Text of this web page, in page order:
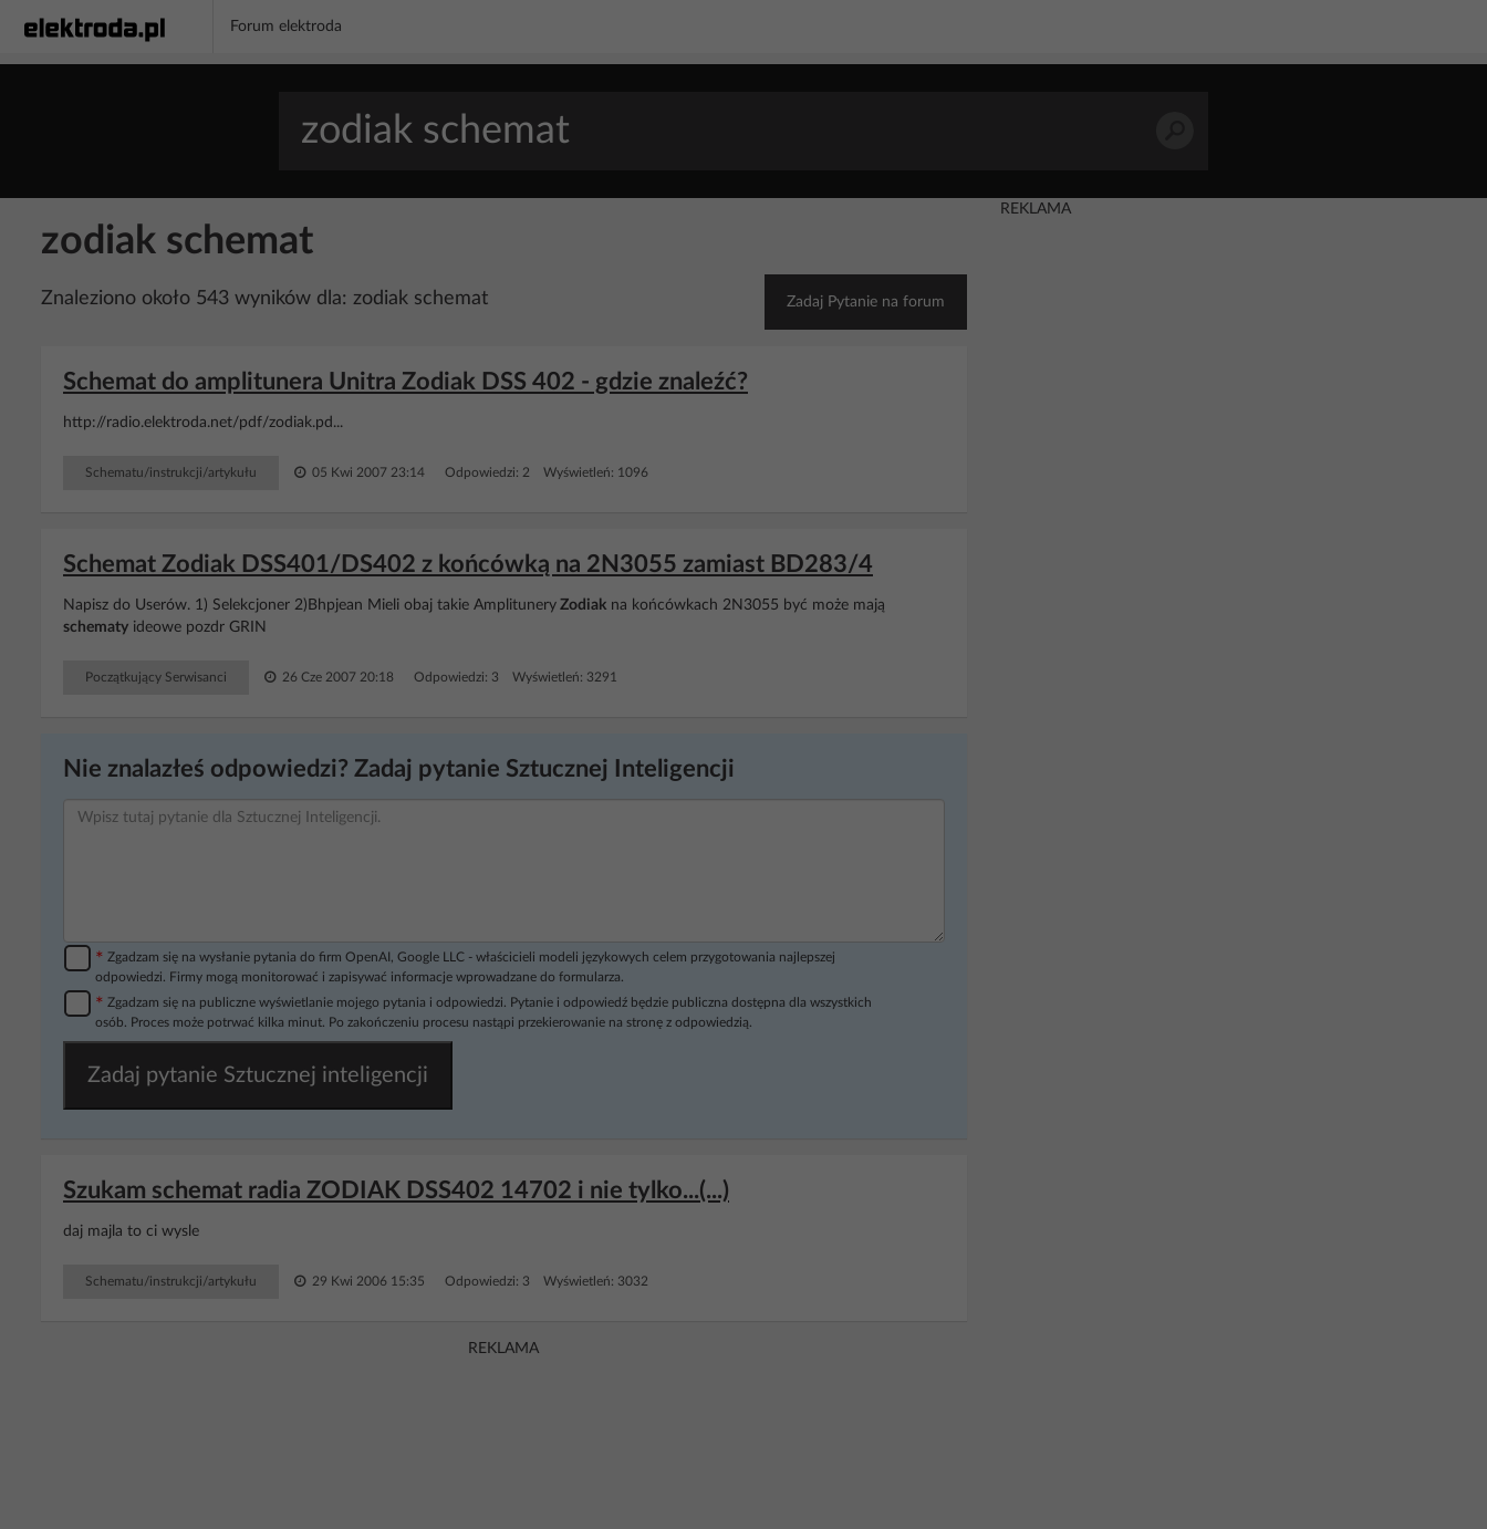
Forum elektroda
zodiak schemat
Znaleziono około 543 wyników dla: zodiak schemat Zadaj Pytanie na forum
Schemat do amplitunera Unitra Zodiak DSS 402 - gdzie znaleźć?
http://radio.elektroda.net/pdf/zodiak.pd...
Schematu/instrukcji/artykułu 05 Kwi 2007 23:14 Odpowiedzi: 2 Wyświetleń: 1096
Schemat Zodiak DSS401/DS402 z końcówką na 2N3055 zamiast BD283/4
Napisz do Userów. 1) Selekcjoner 2)Bhpjean Mieli obaj takie Amplitunery Zodiak na końcówkach 2N3055 być może mają
schematy ideowe pozdr GRIN
Początkujący Serwisanci 26 Cze 2007 20:18 Odpowiedzi: 3 Wyświetleń: 3291
Nie znalazłeś odpowiedzi? Zadaj pytanie Sztucznej Inteligencji
* Zgadzam się na wysłanie pytania do firm OpenAI, Google LLC - właścicieli modeli językowych celem przygotowania najlepszej
odpowiedzi. Firmy mogą monitorować i zapisywać informacje wprowadzane do formularza.
* Zgadzam się na publiczne wyświetlanie mojego pytania i odpowiedzi. Pytanie i odpowiedź będzie publiczna dostępna dla wszystkich
osób. Proces może potrwać kilka minut. Po zakończeniu procesu nastąpi przekierowanie na stronę z odpowiedzią.
Zadaj pytanie Sztucznej inteligencji
Szukam schemat radia ZODIAK DSS402 14702 i nie tylko...(...)
daj majla to ci wysle
Schematu/instrukcji/artykułu 29 Kwi 2006 15:35 Odpowiedzi: 3 Wyświetleń: 3032
REKLAMA
REKLAMA